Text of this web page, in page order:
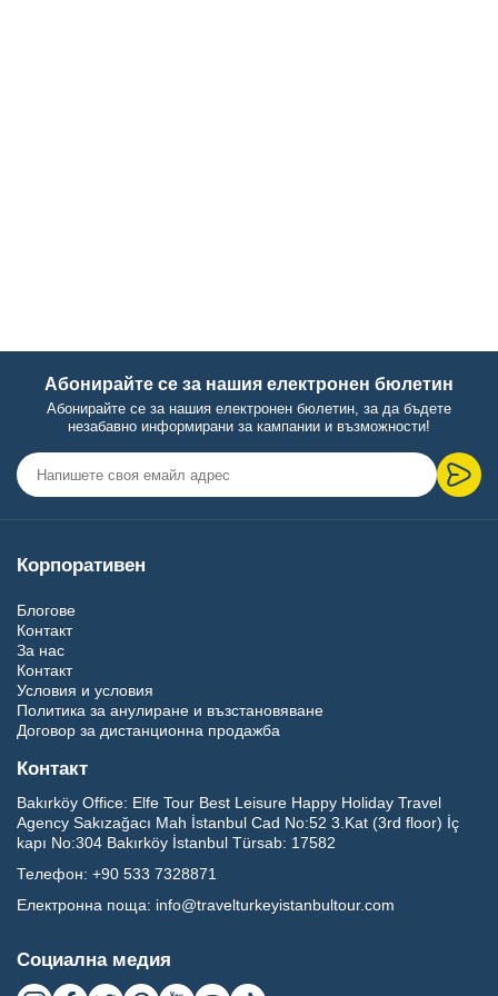
Абонирайте се за нашия електронен бюлетин
Абонирайте се за нашия електронен бюлетин, за да бъдете
незабавно информирани за кампании и възможности!
Корпоративен
Блогове
Контакт
За нас
Контакт
Условия и условия
Политика за анулиране и възстановяване
Договор за дистанционна продажба
Контакт
Bakırköy Office: Elfe Tour Best Leisure Happy Holiday Travel
Agency Sakızağacı Mah İstanbul Cad No:52 3.Kat (3rd floor) İç
kapı No:304 Bakırköy İstanbul Türsab: 17582
Телефон: +90 533 7328871
Електронна поща: info@travelturkeyistanbultour.com
Социална медия